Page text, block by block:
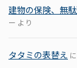
建物の保険、無
ー より
タタミの表替え に